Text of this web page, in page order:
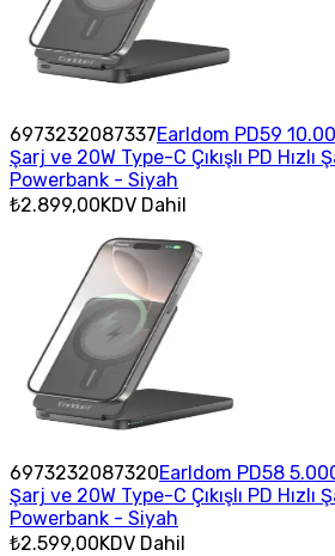
6973232087337Earldom PD59
Şarj ve 20W Type-C Çıkışlı PD Hızlı
Powerbank - Siyah
₺2.899,00KDV Dahil
6973232087320Earldom PD58
Şarj ve 20W Type-C Çıkışlı PD Hızlı
Powerbank - Siyah
₺2.599,00KDV Dahil